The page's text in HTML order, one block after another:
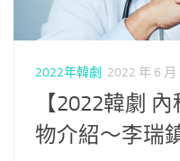
2022年韓劇 2022 年 6 月
【2022韓劇
物介紹～李瑞